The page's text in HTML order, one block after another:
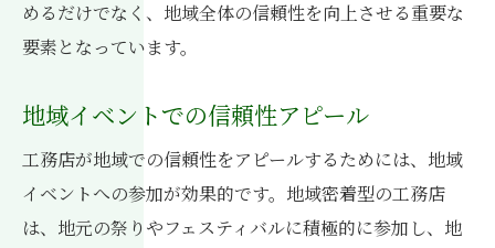
めるだけでなく、地域全体の信頼性を向上させる重要な
要素となっています。
地域イベントでの信頼性アピール
工務店が地域での信頼性をアピールするためには、地域
イベントへの参加が効果的です。地域密着型の工務店
は、地元の祭りやフェスティバルに積極的に参加し、地